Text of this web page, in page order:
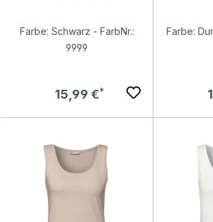
Farbe: Schwarz - FarbNr.:
9999
Regulärer Preis:
15,99 €
Farbe: